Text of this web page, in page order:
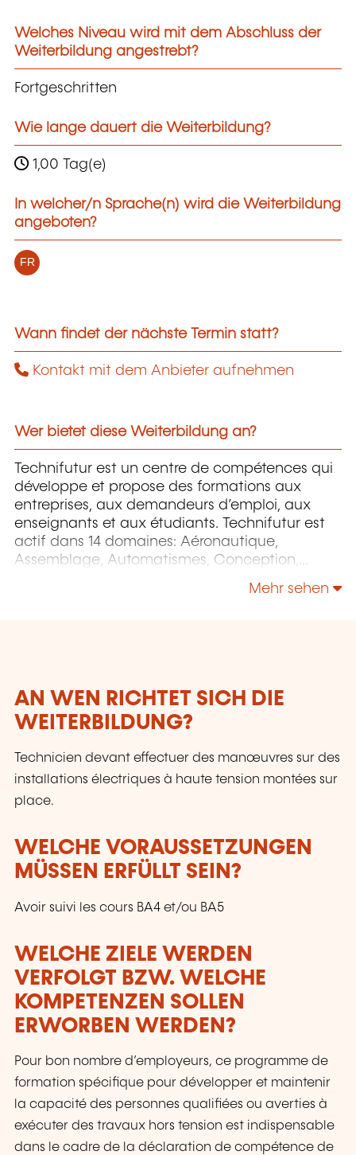
Welches Niveau wird mit dem Abschluss der
Weiterbildung angestrebt?
Fortgeschritten
Wie lange dauert die Weiterbildung?
1,00 Tag(e)
In welcher/n Sprache(n) wird die Weiterbildung
angeboten?
FR
Wann findet der nächste Termin statt?
Kontakt mit dem Anbieter aufnehmen
Wer bietet diese Weiterbildung an?
Technifutur est un centre de compétences qui
développe et propose des formations aux
entreprises, aux demandeurs d’emploi, aux
enseignants et aux étudiants. Technifutur est
actif dans 14 domaines: Aéronautique,
Assemblage, Automatismes, Conception,
Énergie et Environnement, Image et Multimédia,
Informatique, Maintenance, Mesures et
Mehr sehen
AN WEN RICHTET SICH DIE
WEITERBILDUNG?
Technicien devant effectuer des manœuvres sur des
installations électriques à haute tension montées sur
place.
WELCHE VORAUSSETZUNGEN
MÜSSEN ERFÜLLT SEIN?
Avoir suivi les cours BA4 et/ou BA5
WELCHE ZIELE WERDEN
VERFOLGT BZW. WELCHE
KOMPETENZEN SOLLEN
ERWORBEN WERDEN?
Pour bon nombre d’employeurs, ce programme de
formation spécifique pour développer et maintenir
la capacité des personnes qualifiées ou averties à
exécuter des travaux hors tension est indispensable
dans le cadre de la déclaration de compétence de